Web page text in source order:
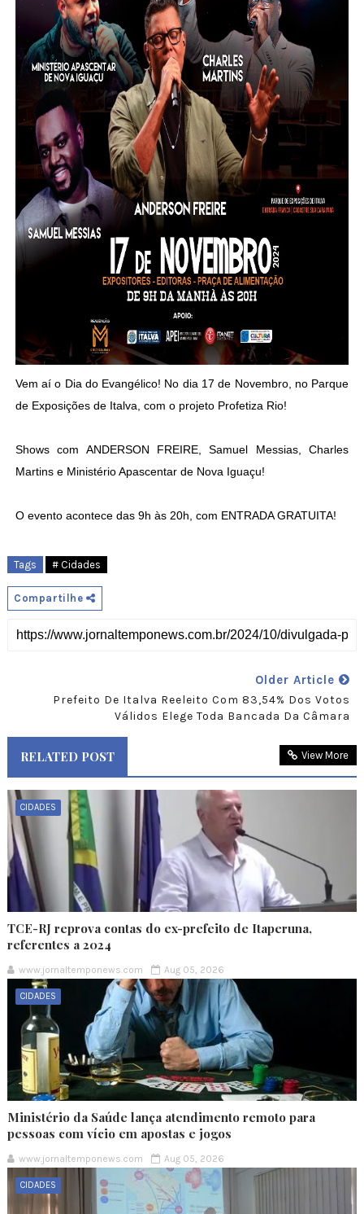
Vem aí o Dia do Evangélico! No dia 17 de Novembro, no Parque
de Exposições de Italva, com o projeto Profetiza Rio!
Shows com ANDERSON FREIRE, Samuel Messias, Charles
Martins e Ministério Apascentar de Nova Iguaçu!
O evento acontece das 9h às 20h, com ENTRADA GRATUITA!
Tags # Cidades
Compartilhe
Older Article
Prefeito De Italva Reeleito Com 83,54% Dos Votos
Válidos Elege Toda Bancada Da Câmara
RELATED POST View More
CIDADES
TCE-RJ reprova contas do ex-prefeito de Itaperuna,
referentes a 2024
www.jornaltemponews.com Aug 05, 2026
CIDADES
Ministério da Saúde lança atendimento remoto para
pessoas com vício em apostas e jogos
www.jornaltemponews.com Aug 05, 2026
CIDADES